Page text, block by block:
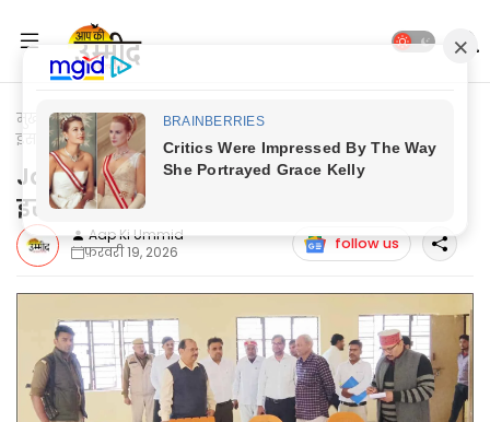
मुख्यपृष्ठ Jaunpur News
Jaunpur News: जनता को राहत मिले,
इसलिये किया जाता है निरीक्षण: एडीएम
Jaunpur News: जनता को राहत मिले,
इसलिये किया जाता है निरीक्षण: एडीएम
Aap Ki Ummid
फ़रवरी 19, 2026
follow us